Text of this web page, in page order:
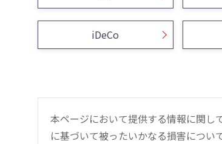
iDeCo
本ページにおいて提供する情報に関し
に基づいて被ったいかなる損害につい